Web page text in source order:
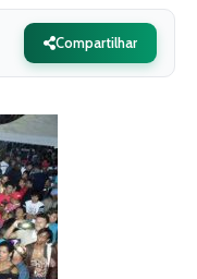
Compartilhar